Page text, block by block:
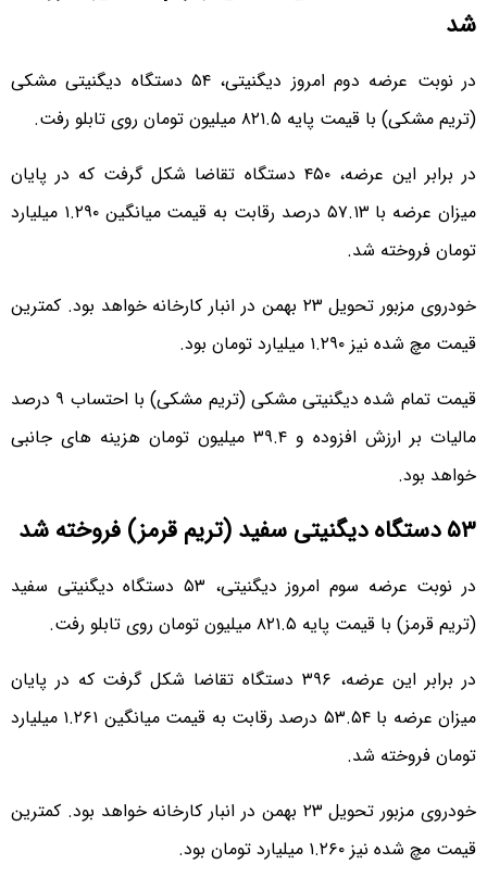
شد
در نوبت عرضه دوم امروز دیگنیتی، ۵۴ دستگاه دیگنیتی مشکی
(تریم مشکی) با قیمت پایه ۸۲۱.۵ میلیون تومان روی تابلو رفت.
در برابر این عرضه، ۴۵۰ دستگاه تقاضا شکل گرفت که در پایان
میزان عرضه با ۵۷.۱۳ درصد رقابت به قیمت میانگین ۱.۲۹۰ میلیارد
تومان فروخته شد.
خودروی مزبور تحویل ۲۳ بهمن در انبار کارخانه خواهد بود. کمترین
قیمت مچ شده نیز ۱.۲۹۰ میلیارد تومان بود.
قیمت تمام شده دیگنیتی مشکی (تریم مشکی) با احتساب ۹ درصد
مالیات بر ارزش افزوده و ۳۹.۴ میلیون تومان هزینه های جانبی
خواهد بود.
۵۳ دستگاه دیگنیتی سفید (تریم قرمز) فروخته شد
در نوبت عرضه سوم امروز دیگنیتی، ۵۳ دستگاه دیگنیتی سفید
(تریم قرمز) با قیمت پایه ۸۲۱.۵ میلیون تومان روی تابلو رفت.
در برابر این عرضه، ۳۹۶ دستگاه تقاضا شکل گرفت که در پایان
میزان عرضه با ۵۳.۵۴ درصد رقابت به قیمت میانگین ۱.۲۶۱ میلیارد
تومان فروخته شد.
خودروی مزبور تحویل ۲۳ بهمن در انبار کارخانه خواهد بود. کمترین
قیمت مچ شده نیز ۱.۲۶۰ میلیارد تومان بود.